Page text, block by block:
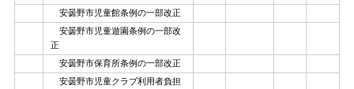
安曇野市児童館条例の一部改正
安曇野市児童遊園条例の一部改
正
安曇野市保育所条例の一部改正
安曇野市児童クラブ利用者負担